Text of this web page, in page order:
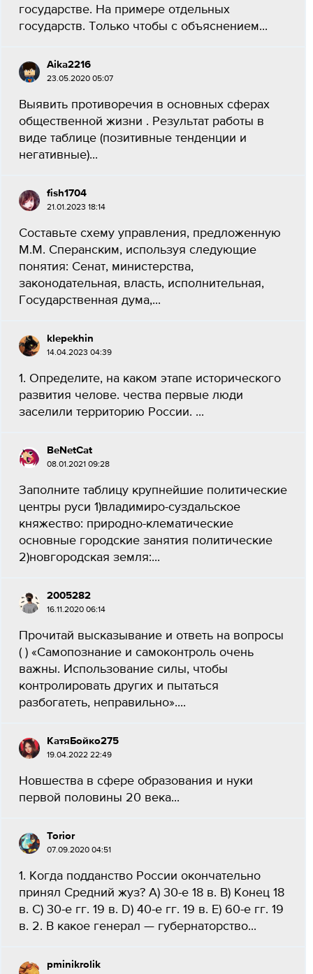
государстве. На примере отдельных
государств. Только чтобы с объяснением...
Aika2216
23.05.2020 05:07
Выявить противоречия в основных сферах
общественной жизни . Результат работы в
виде таблице (позитивные тенденции и
негативные)...
fish1704
21.01.2023 18:14
Составьте схему управления, предложенную
М.М. Сперанским, используя следующие
понятия: Сенат, министерства,
законодательная, власть, исполнительная,
Государственная дума,...
klepekhin
14.04.2023 04:39
1. Определите, на каком этапе исторического
развития челове. чества первые люди
заселили территорию России. ​...
BeNetCat
08.01.2021 09:28
Заполните таблицу крупнейшие политические
центры руси 1)владимиро-суздальское
княжество: природно-клематические
основные городские занятия политические
2)новгородская земля:...
2005282
16.11.2020 06:14
Прочитай высказывание и ответь на вопросы
( ) «Самопознание и самоконтроль очень
важны. Использование силы, чтобы
контролировать других и пытаться
разбогатеть, неправильно»....
КатяБойко275
19.04.2022 22:49
Новшества в сфере образования и нуки
первой половины 20 века​...
Torior
07.09.2020 04:51
1. Когда подданство России окончательно
принял Средний жуз? А) 30-е 18 в. В) Конец 18
в. С) 30-е гг. 19 в. D) 40-е гг. 19 в. Е) 60-е гг. 19
в. 2. В какое генерал — губернаторство...
pminikrolik